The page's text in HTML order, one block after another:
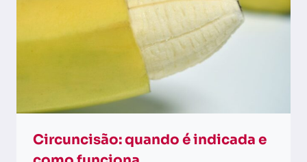
Circuncisão: quando é indicada e